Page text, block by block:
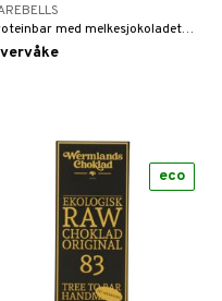
Proteinbar med melkesjokoladetrekk og smak av karamell og cashewnøtter.
eco